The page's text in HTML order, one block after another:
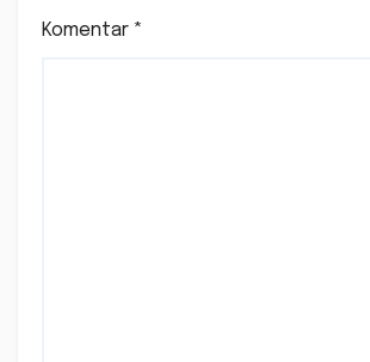
Komentar *